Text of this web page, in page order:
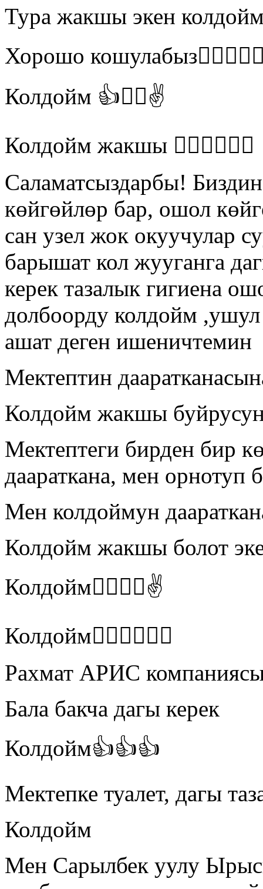
Тура жакшы экен
Хорошо
Колдойм 👍👍🏻✌️
Колдойм жакшы 👍🏻👍🏻👍🏻
Саламатсыздарбы!
көйгөйлөр бар, ошол
сан узел жок окуучулар
барышат кол жууганга
керек тазалык гигиена
долбоорду колдойм
ашат деген ишеничтемин
Мектептин
Колдойм жакшы
Мектептеги бирден бир
даараткана, мен орнотуп
Мен колдоймун
Колдойм жакшы болот
Колдойм👍🏻👍🏻✌️
Колдойм👍🏻👍🏻👍🏻
Рахмат АРИС
Бала бакча дагы керек
Колдойм👍👍👍
Мектепке туалет, дагы
Колдойм
Мен Сарылбек уулу